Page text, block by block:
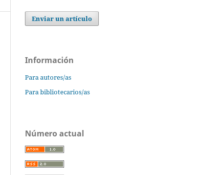
Enviar un artículo
Información
Para autores/as
Para bibliotecarios/as
Número actual